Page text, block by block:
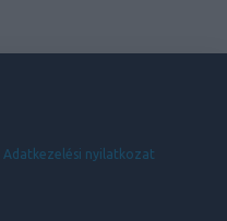
Adatkezelési nyilatkozat